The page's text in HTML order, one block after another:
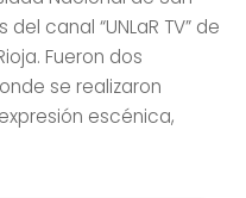
canal “UNLaR TV” de
Fueron dos
se realizaron
escénica,